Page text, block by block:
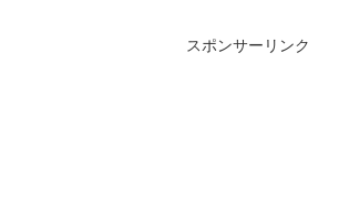
スポンサーリンク